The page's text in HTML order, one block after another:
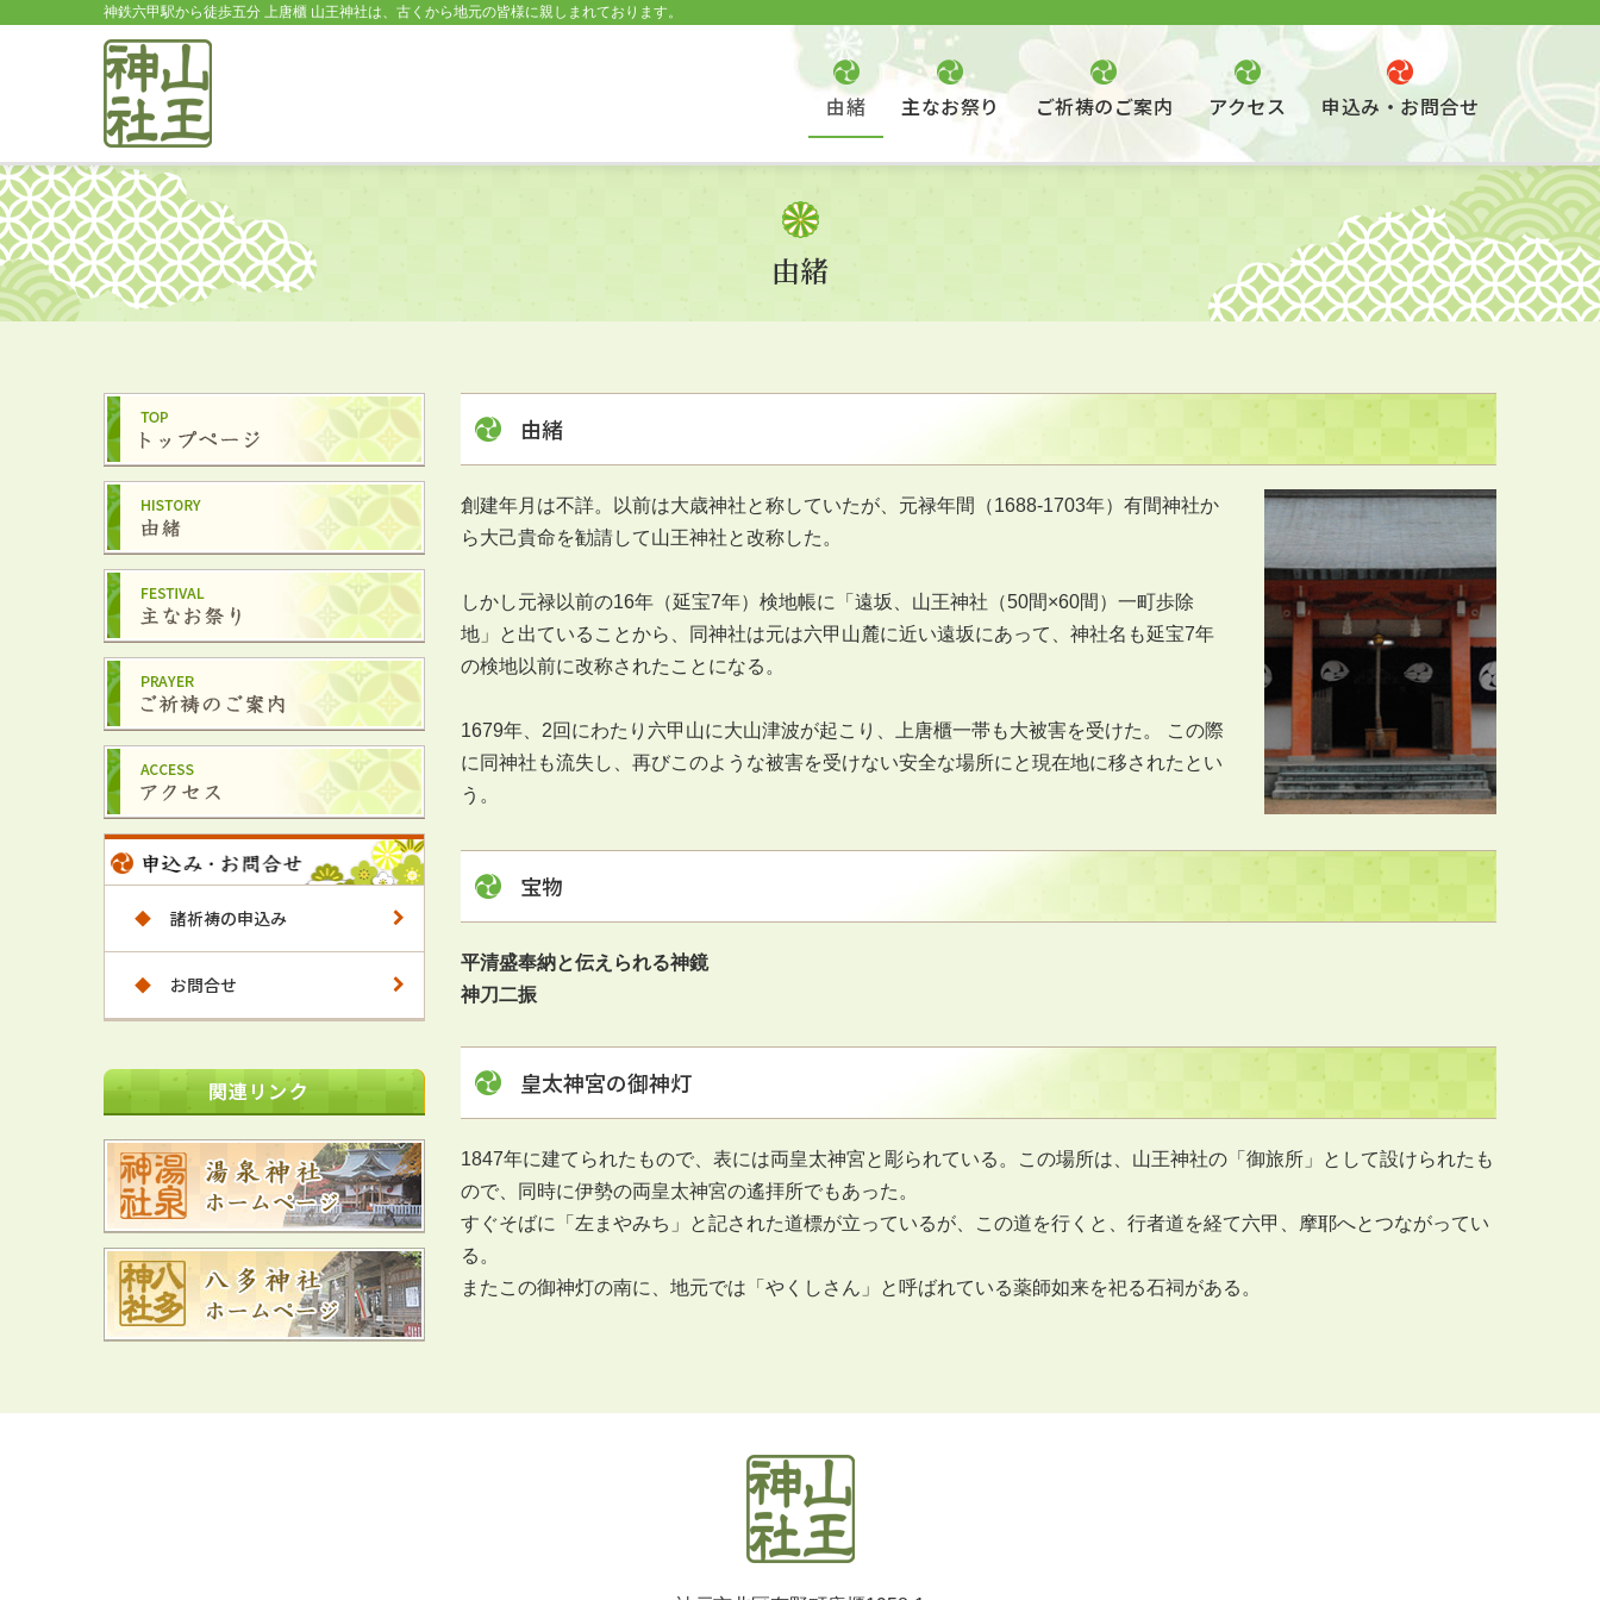
神鉄六甲駅から徒歩五分 上唐櫃 山王神社は、古くから地元の皆様に親しまれております。
由緒 主なお祭り ご祈祷のご案内 アクセス 申込み・お問合せ
由緒
由緒
創建年月は不詳。以前は大歳神社と称していたが、元禄年間（1688-1703年）有間神社か
ら大己貴命を勧請して山王神社と改称した。
しかし元禄以前の16年（延宝7年）検地帳に「遠坂、山王神社（50間×60間）一町歩除
地」と出ていることから、同神社は元は六甲山麓に近い遠坂にあって、神社名も延宝7年
の検地以前に改称されたことになる。
1679年、2回にわたり六甲山に大山津波が起こり、上唐櫃一帯も大被害を受けた。 この際
に同神社も流失し、再びこのような被害を受けない安全な場所にと現在地に移されたとい
う。
宝物
平清盛奉納と伝えられる神鏡
神刀二振
皇太神宮の御神灯
1847年に建てられたもので、表には両皇太神宮と彫られている。この場所は、山王神社の「御旅所」として設けられたも
ので、同時に伊勢の両皇太神宮の遙拝所でもあった。
すぐそばに「左まやみち」と記された道標が立っているが、この道を行くと、行者道を経て六甲、摩耶へとつながってい
る。
またこの御神灯の南に、地元では「やくしさん」と呼ばれている薬師如来を祀る石祠がある。
◆ 諸祈祷の申込み
◆ お問合せ